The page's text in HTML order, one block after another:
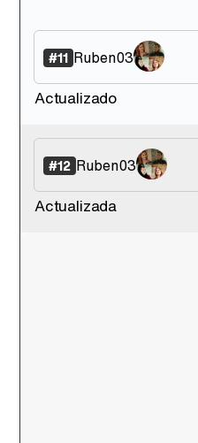
#11 Ruben03
Actualizado
#12 Ruben03
Actualizada